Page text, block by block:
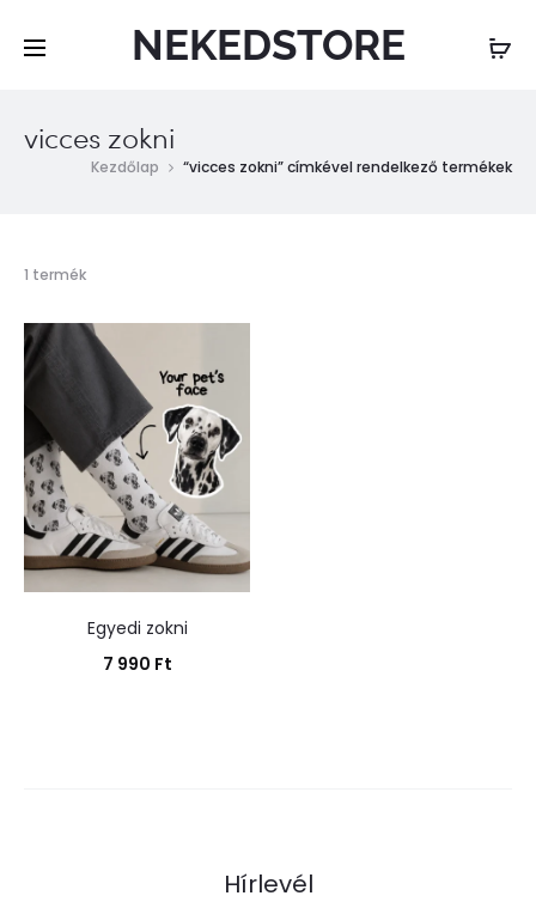
NEKEDSTORE
vicces zokni
Kezdőlap “vicces zokni” címkével rendelkező termékek
1 termékÖsszesen
találat
Egyedi zokni
7 990 Ft
Hírlevél